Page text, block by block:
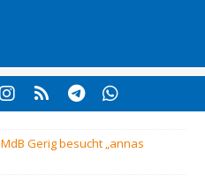
MdB Gerig besucht „annas